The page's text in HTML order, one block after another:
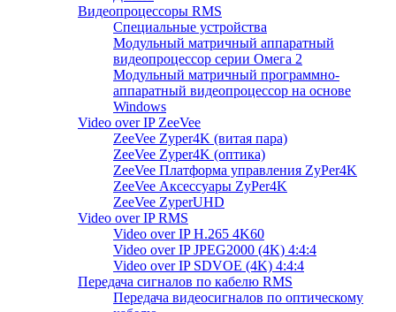
Видеопроцессоры RMS
Специальные устройства
Модульный матричный аппаратный
видеопроцессор серии Омега 2
Модульный матричный программно-
аппаратный видеопроцессор на основе
Windows
Video over IP ZeeVee
ZeeVee Zyper4K (витая пара)
ZeeVee Zyper4K (оптика)
ZeeVee Платформа управления ZyPer4K
ZeeVee Аксессуары ZyPer4K
ZeeVee ZyperUHD
Video over IP RMS
Video over IP H.265 4K60
Video over IP JPEG2000 (4K) 4:4:4
Video over IP SDVOE (4K) 4:4:4
Передача сигналов по кабелю RMS
Передача видеосигналов по оптическому